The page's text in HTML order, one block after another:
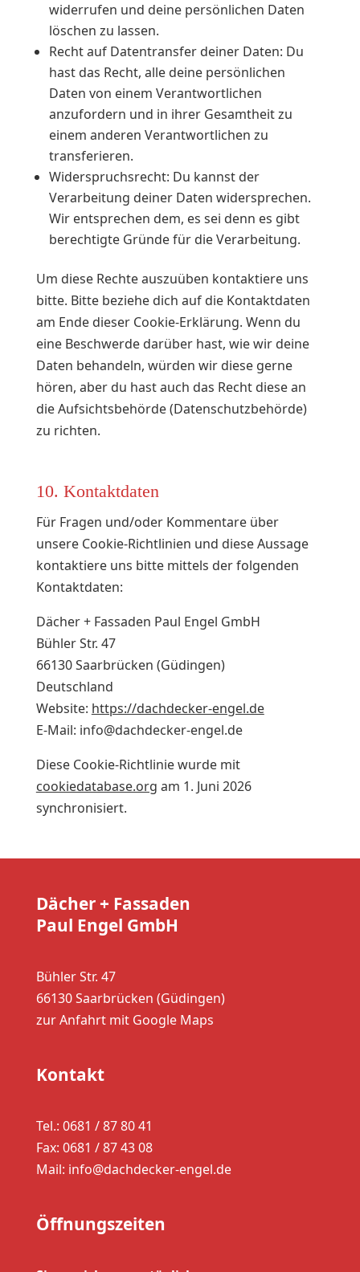
widerrufen und deine persönlichen Daten
löschen zu lassen.
Recht auf Datentransfer deiner Daten: Du
hast das Recht, alle deine persönlichen
Daten von einem Verantwortlichen
anzufordern und in ihrer Gesamtheit zu
einem anderen Verantwortlichen zu
transferieren.
Widerspruchsrecht: Du kannst der
Verarbeitung deiner Daten widersprechen.
Wir entsprechen dem, es sei denn es gibt
berechtigte Gründe für die Verarbeitung.
Um diese Rechte auszuüben kontaktiere uns
bitte. Bitte beziehe dich auf die Kontaktdaten
am Ende dieser Cookie-Erklärung. Wenn du
eine Beschwerde darüber hast, wie wir deine
Daten behandeln, würden wir diese gerne
hören, aber du hast auch das Recht diese an
die Aufsichtsbehörde (Datenschutzbehörde)
zu richten.
10. Kontaktdaten
Für Fragen und/oder Kommentare über
unsere Cookie-Richtlinien und diese Aussage
kontaktiere uns bitte mittels der folgenden
Kontaktdaten:
Dächer + Fassaden Paul Engel GmbH
Bühler Str. 47
66130 Saarbrücken (Güdingen)
Deutschland
Website: https://dachdecker-engel.de
E-Mail: info@dachdecker-engel.de
Diese Cookie-Richtlinie wurde mit
cookiedatabase.org am 1. Juni 2026
synchronisiert.
Dächer + Fassaden
Paul Engel GmbH
Bühler Str. 47
66130 Saarbrücken (Güdingen)
zur Anfahrt mit Google Maps
Kontakt
Tel.: 0681 / 87 80 41
Fax: 0681 / 87 43 08
Mail: info@dachdecker-engel.de
Öffnungszeiten